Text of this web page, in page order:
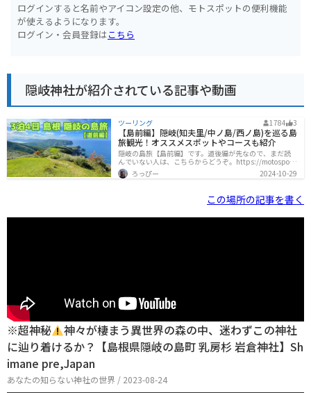
ログインすると名前やアイコン設定の他、モトスポットの便利機能
が使えるようになります。
ログイン・会員登録はこちら
隠岐神社が紹介されている記事や動画
ツーリング 1784 3
【島前編】隠岐(知夫里/中ノ島/西ノ島)を巡る島
旅観光！オススメスポットやコースも紹介
隠岐の島旅【島前編】です。道後編が先なので、まだ読
んでいない人は、こちらからどうぞ。https://motospot.j
p/blog/5852/道後から島前へフェリーで移動2日目の17:
00に道後の西郷港からフェリーで移動します。一番南の
乗り継いで、来居（くりい）港まで行きます。こんな感
じで移動できます。17:00 西郷港 発 高速船17:31 菱浦港
には「高速船（レインボージェット）」「フェリー」
ろっぴー 2024-10-29
この場所の記事を書く
※超神秘
神々が棲まう異世界の森の中、迷わずこの神社
に辿り着けるか？【島根県隠岐の島町 乳房杉 岩倉神社】Sh
imane pre,Japan
あなたの知らない神社の世界 / 2023-08-24